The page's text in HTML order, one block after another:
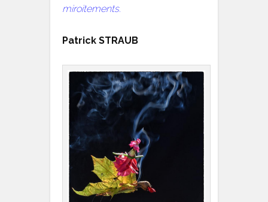
miroitements.
Patrick STRAUB